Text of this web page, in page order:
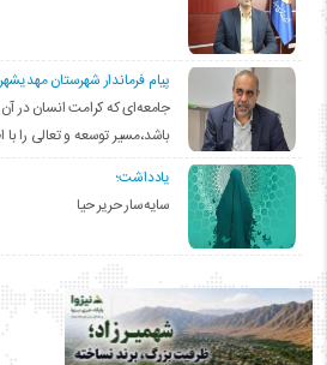
پیام فرماندار شهرستان
جامعه‌ای که کرامت انسان در
باشد،مسیر توسعه و تعالی را
یادداشت؛
سایه‌سار حریر حیا